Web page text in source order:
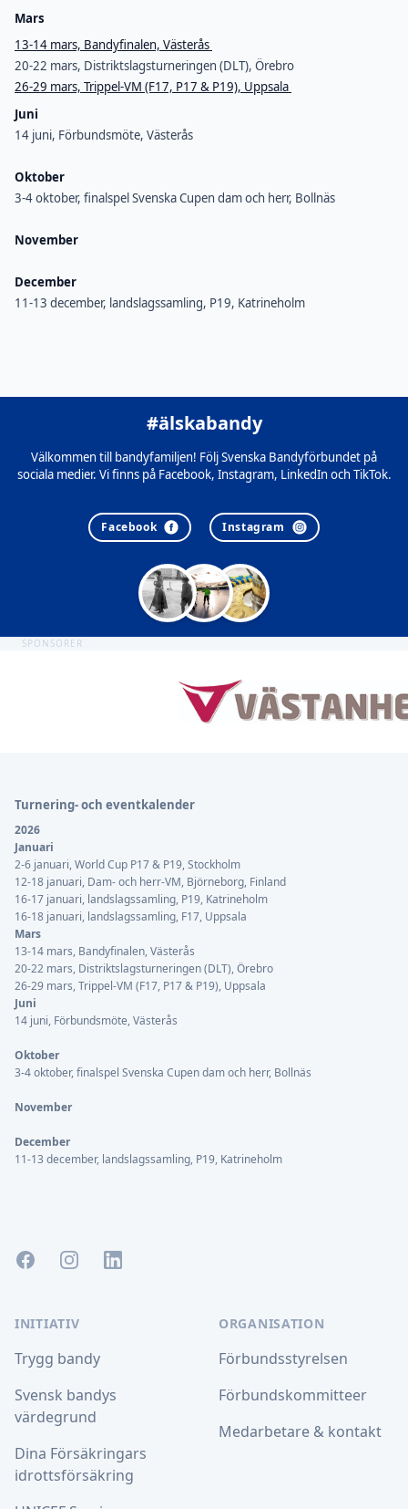
Mars
13-14 mars, Bandyfinalen, Västerås
20-22 mars, Distriktslagsturneringen (DLT), Örebro
26-29 mars, Trippel-VM (F17, P17 & P19), Uppsala
Juni
14 juni, Förbundsmöte, Västerås
Oktober
3-4 oktober, finalspel Svenska Cupen dam och herr, Bollnäs
November
December
11-13 december, landslagssamling, P19, Katrineholm
#älskabandy
Välkommen till bandyfamiljen! Följ Svenska Bandyförbundet på
sociala medier. Vi finns på Facebook, Instagram, LinkedIn och TikTok.
Facebook Instagram
SPONSORER
Turnering- och eventkalender
2026
Januari
2-6 januari, World Cup P17 & P19, Stockholm
12-18 januari, Dam- och herr-VM, Björneborg, Finland
16-17 januari, landslagssamling, P19, Katrineholm
16-18 januari, landslagssamling, F17, Uppsala
Mars
13-14 mars, Bandyfinalen, Västerås
20-22 mars, Distriktslagsturneringen (DLT), Örebro
26-29 mars, Trippel-VM (F17, P17 & P19), Uppsala
Juni
14 juni, Förbundsmöte, Västerås
Oktober
3-4 oktober, finalspel Svenska Cupen dam och herr, Bollnäs
November
December
11-13 december, landslagssamling, P19, Katrineholm
FacebookInstagramLinkedIn
INITIATIV
Trygg bandy
Svensk bandys
värdegrund
Dina Försäkringars
idrottsförsäkring
ORGANISATION
Förbundsstyrelsen
Förbundskommitteer
Medarbetare & kontakt